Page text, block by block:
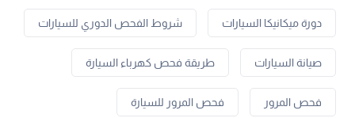
دورة ميكانيكا السيارات شروط الفحص الدوري للسيارات
صيانة السيارات طريقة فحص كهرباء السيارة
فحص المرور فحص المرور للسيارة